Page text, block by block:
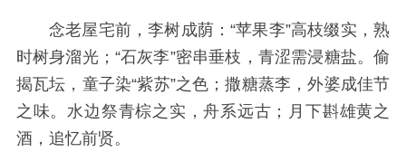
念老屋宅前，李树成荫：“苹果李”高枝缀实，熟
时树身溜光；“石灰李”密串垂枝，青涩需浸糖盐。偷
揭瓦坛，童子染“紫苏”之色；撒糖蒸李，外婆成佳节
之味。水边祭青棕之实，舟系远古；月下斟雄黄之
酒，追忆前贤。